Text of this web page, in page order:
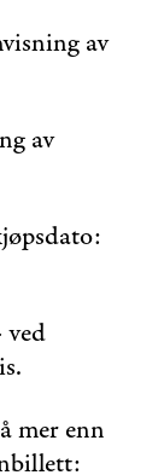
av
av
ved
mer enn